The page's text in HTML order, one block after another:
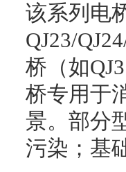
该系列电
QJ23/
桥（如
桥专用于
景。部分
污染；基